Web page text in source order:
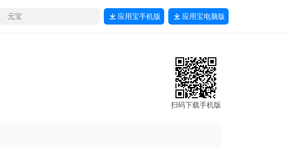
应用宝手机版 应用宝电脑版
扫码下载手机版